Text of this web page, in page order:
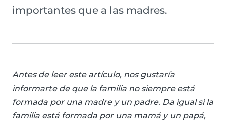
importantes que a las madres.
Antes de leer este artículo, nos gustaría
informarte de que la familia no siempre está
formada por una madre y un padre. Da igual si la
familia está formada por una mamá y un papá,